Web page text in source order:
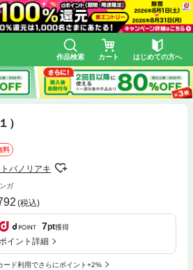
作品検索 カート はじめての方へ
）
料
バノリアキ
ガ
(税込)
7pt獲得
イント詳細
ード利用でさらにポイント+2%